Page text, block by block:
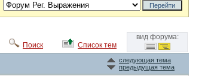
Поиск Список тем
вид форума:
следующая тема
предыдущая тема